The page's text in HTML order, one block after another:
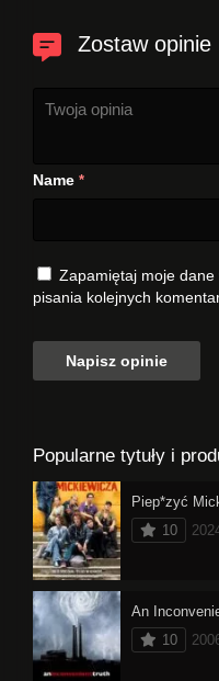
Zostaw opinie
Name *
Zapamiętaj moje
pisania kolejnych
Popularne tytuły i
10
10